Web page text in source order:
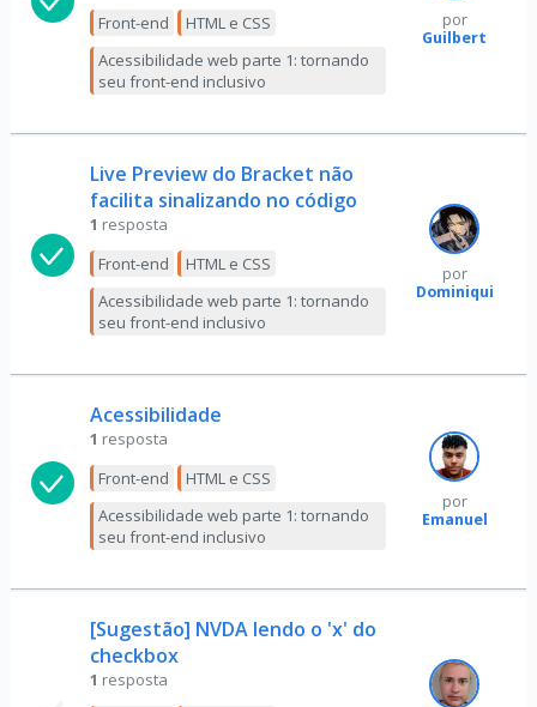
Front-end
HTML e CSS
Acessibilidade web parte 1: tornando
seu front-end inclusivo
por
Guilbert
Live Preview do Bracket não
facilita sinalizando no código
1 resposta
Front-end
HTML e CSS
Acessibilidade web parte 1: tornando
seu front-end inclusivo
por
Dominiqui
Acessibilidade
1 resposta
Front-end
HTML e CSS
Acessibilidade web parte 1: tornando
seu front-end inclusivo
por
Emanuel
[Sugestão] NVDA lendo o 'x' do
checkbox
1 resposta